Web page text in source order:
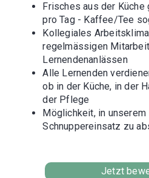
Frisches aus der Küche
pro Tag - Kaffee/Tee
Kollegiales
regelmässigen
Lernendenanlässen
Alle Lernenden
ob in der Küche, in der
der Pflege
Möglichkeit, in
Schnuppereinsatz zu
Jetzt